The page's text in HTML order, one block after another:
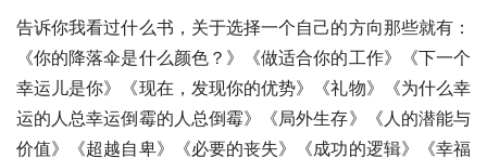
告诉你我看过什么书，关于选择一个自己的方向那些就有：
《你的降落伞是什么颜色？》《做适合你的工作》《下一个
幸运儿是你》《现在，发现你的优势》《礼物》《为什么幸
运的人总幸运倒霉的人总倒霉》《局外生存》《人的潜能与
价值》《超越自卑》《必要的丧失》《成功的逻辑》《幸福